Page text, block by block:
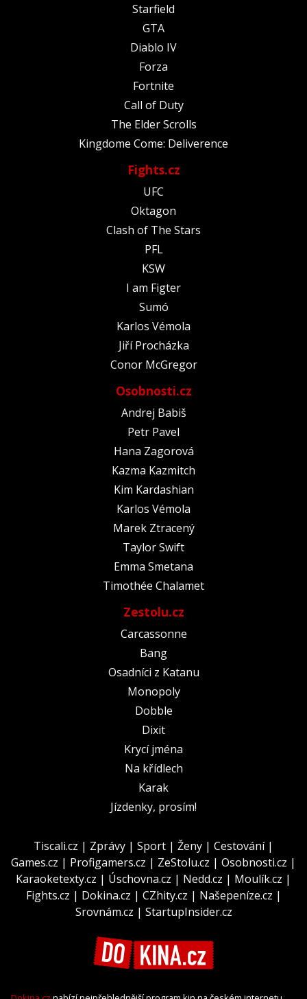
Starfield
GTA
Diablo IV
Forza
Fortnite
Call of Duty
The Elder Scrolls
Kingdome Come: Deliverence
Fights.cz
UFC
Oktagon
Clash of The Stars
PFL
KSW
I am Figter
Sumó
Karlos Vémola
Jiří Procházka
Conor McGregor
Osobnosti.cz
Andrej Babiš
Petr Pavel
Hana Zagorová
Kazma Kazmitch
Kim Kardashian
Karlos Vémola
Marek Ztracený
Taylor Swift
Emma Smetana
Timothée Chalamet
Zestolu.cz
Carcassonne
Bang
Osadníci z Katanu
Monopoly
Dobble
Dixit
Krycí jména
Na křídlech
Karak
Jízdenky, prosím!
Tiscali.cz | Zprávy | Sport | Ženy | Cestování|
Games.cz | Profigamers.cz | ZeStolu.cz | Osobnosti.cz |
Karaoketexty.cz | Úschovna.cz | Nedd.cz | Moulík.cz |
Fights.cz | Dokina.cz | CZhity.cz | Našepeníze.cz |
Srovnám.cz | StartupInsider.cz